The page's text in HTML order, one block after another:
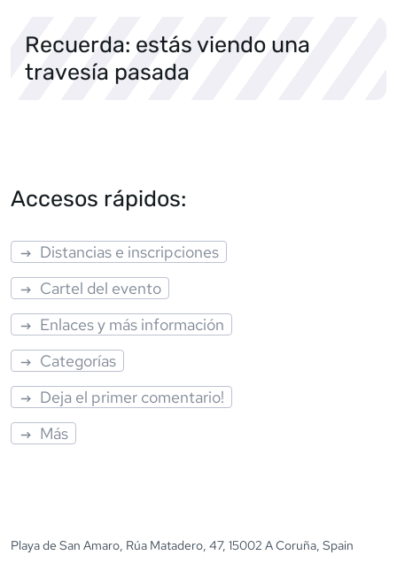
Recuerda: estás viendo una
travesía pasada
Accesos rápidos:
Distancias e inscripciones
Cartel del evento
Enlaces y más información
Categorías
Deja el primer comentario!
Más
Playa de San Amaro, Rúa Matadero, 47, 15002 A Coruña, Spain